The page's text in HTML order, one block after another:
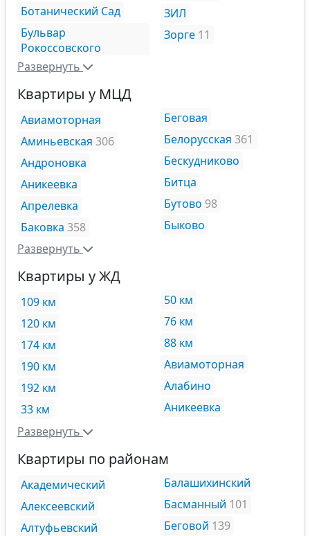
Ботанический Сад
Бульвар
Рокоссовского
ЗИЛ
Зорге 11
Развернуть
Квартиры у МЦД
Авиамоторная
Аминьевская 306
Андроновка
Аникеевка
Апрелевка
Баковка 358
Беговая
Белорусская 361
Бескудниково
Битца
Бутово 98
Быково
Развернуть
Квартиры у ЖД
109 км
120 км
174 км
190 км
192 км
33 км
50 км
76 км
88 км
Авиамоторная
Алабино
Аникеевка
Развернуть
Квартиры по районам
Академический
Алексеевский
Алтуфьевский
Балашихинский
Басманный 101
Беговой 139